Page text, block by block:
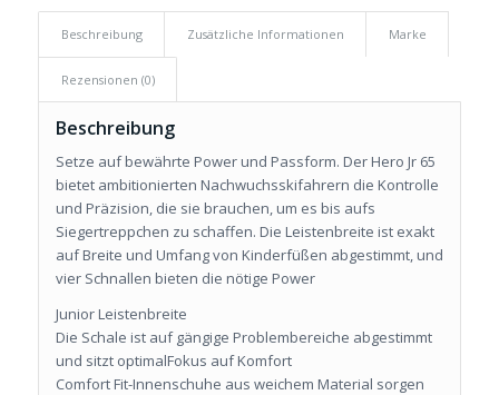
Beschreibung Zusätzliche Informationen Marke
Rezensionen (0)
Beschreibung
Setze auf bewährte Power und Passform. Der Hero Jr 65
bietet ambitionierten Nachwuchsskifahrern die Kontrolle
und Präzision, die sie brauchen, um es bis aufs
Siegertreppchen zu schaffen. Die Leistenbreite ist exakt
auf Breite und Umfang von Kinderfüßen abgestimmt, und
vier Schnallen bieten die nötige Power
Junior Leistenbreite
Die Schale ist auf gängige Problembereiche abgestimmt
und sitzt optimalFokus auf Komfort
Comfort Fit-Innenschuhe aus weichem Material sorgen